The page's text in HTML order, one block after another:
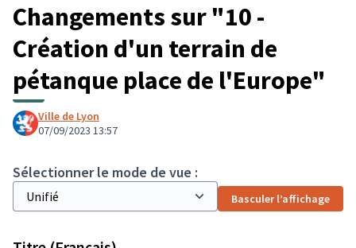
Changements sur "10 -
Création d'un terrain de
pétanque place de l'Europe"
Ville de Lyon
07/09/2023 13:57
Sélectionner le mode de vue :
Basculer l’affichage